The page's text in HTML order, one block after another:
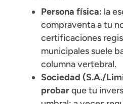
Persona física: la
compraventa a tu
certificaciones
municipales suele
columna vertebral.
Sociedad (S.A./
probarque tu